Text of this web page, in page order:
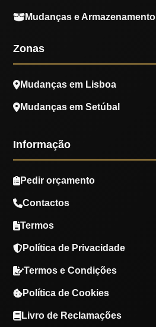
Mudanças e Armazenamento
Zonas
Mudanças em Lisboa
Mudanças em Setúbal
Informação
Pedir orçamento
Contactos
Termos
Política de Privacidade
Termos e Condições
Política de Cookies
Livro de Reclamações